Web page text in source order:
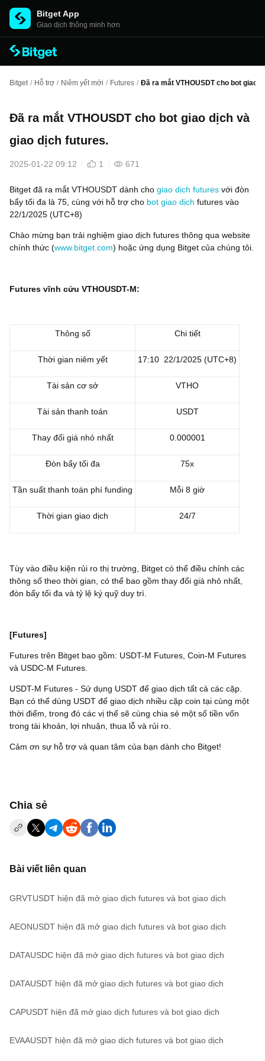
Bitget App
Giao dịch thông minh hơn
Bitget / Hỗ trợ / Niêm yết mới / Futures / Đã ra mắt VTHOUSDT cho bot giao
Đã ra mắt VTHOUSDT cho bot giao dịch và
giao dịch futures.
2025-01-22 09:12 1 671
Bitget đã ra mắt VTHOUSDT dành cho giao dịch futures với đòn
bẩy tối đa là 75, cùng với hỗ trợ cho bot giao dịch futures vào
22/1/2025 (UTC+8)
Chào mừng bạn trải nghiệm giao dịch futures thông qua website
chính thức (www.bitget.com) hoặc ứng dụng Bitget của chúng tôi.
Futures vĩnh cửu VTHOUSDT-M:
Thông số Chi tiết
Thời gian niêm yết 17:10 22/1/2025 (UTC+8)
Tài sản cơ sở VTHO
Tài sản thanh toán USDT
Thay đổi giá nhỏ nhất 0.000001
Đòn bẩy tối đa 75x
Tần suất thanh toán phí funding Mỗi 8 giờ
Thời gian giao dịch 24/7
Tùy vào điều kiện rủi ro thị trường, Bitget có thể điều chỉnh các
thông số theo thời gian, có thể bao gồm thay đổi giá nhỏ nhất,
đòn bẩy tối đa và tỷ lệ ký quỹ duy trì.
[Futures]
Futures trên Bitget bao gồm: USDT-M Futures, Coin-M Futures
và USDC-M Futures.
USDT-M Futures - Sử dụng USDT để giao dịch tất cả các cặp.
Bạn có thể dùng USDT để giao dịch nhiều cặp coin tại cùng một
thời điểm, trong đó các vị thế sẽ cùng chia sẻ một số tiền vốn
trong tài khoản, lợi nhuận, thua lỗ và rủi ro.
Cảm ơn sự hỗ trợ và quan tâm của bạn dành cho Bitget!
‌Chia sẻ
Bài viết liên quan
GRVTUSDT hiện đã mở giao dịch futures và bot giao dịch
AEONUSDT hiện đã mở giao dịch futures và bot giao dịch
DATAUSDC hiện đã mở giao dịch futures và bot giao dịch
DATAUSDT hiện đã mở giao dịch futures và bot giao dịch
CAPUSDT hiện đã mở giao dịch futures và bot giao dịch
EVAAUSDT hiện đã mở giao dịch futures và bot giao dịch